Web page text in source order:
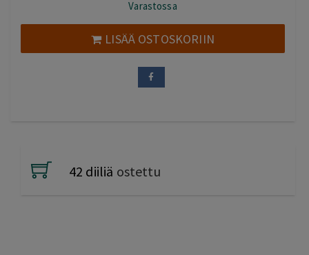
oli:
130,00 €. 49,00 €.
Varastossa
LISÄÄ OSTOSKORIIN
42 diiliä ostettu